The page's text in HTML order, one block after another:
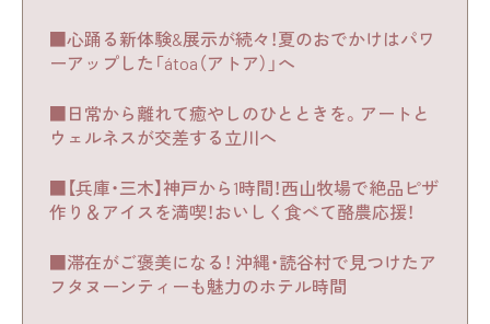
■心踊る新体験&展示が続々！夏のおでかけはパワ
ーアップした「átoa（アトア）」へ
■日常から離れて癒やしのひとときを。アートと
ウェルネスが交差する立川へ
■【兵庫・三木】神戸から1時間！西山牧場で絶品ピザ
作り＆アイスを満喫！おいしく食べて酪農応援！
■滞在がご褒美になる！ 沖縄・読谷村で見つけたア
フタヌーンティーも魅力のホテル時間